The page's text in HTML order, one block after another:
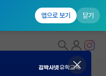
앱으로 보기 닫기